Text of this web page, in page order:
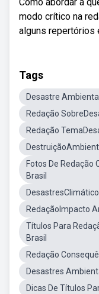
modo crítico na
alguns repertórios
Tags
Desastre
Redação
Redação
Fotos De Redação
Brasil
RedaçãoImpacto
Títulos Para
Brasil
Redação
Desastres
Dicas De Títulos